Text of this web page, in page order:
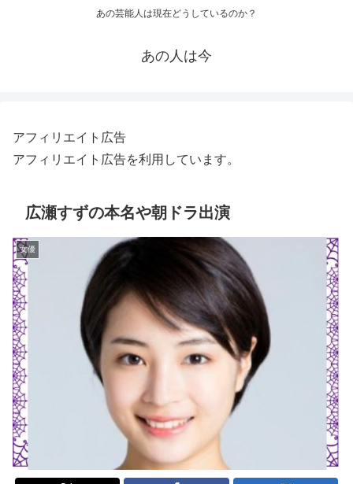
あの芸能人は現在どうしているのか？
あの人は今
アフィリエイト広告
アフィリエイト広告を利用しています。
広瀬すずの本名や朝ドラ出演
女優